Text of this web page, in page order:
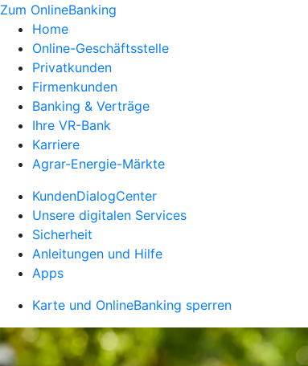
Zum OnlineBanking
Home
Online-Geschäftsstelle
Privatkunden
Firmenkunden
Banking & Verträge
Ihre VR-Bank
Karriere
Agrar-Energie-Märkte
KundenDialogCenter
Unsere digitalen Services
Sicherheit
Anleitungen und Hilfe
Apps
Karte und OnlineBanking sperren